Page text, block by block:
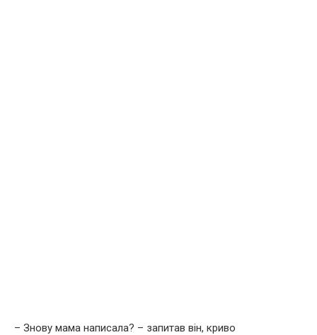
– Знову мама написала? – запитав він, криво